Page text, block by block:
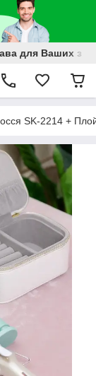
для Ваших
SK-2214 +